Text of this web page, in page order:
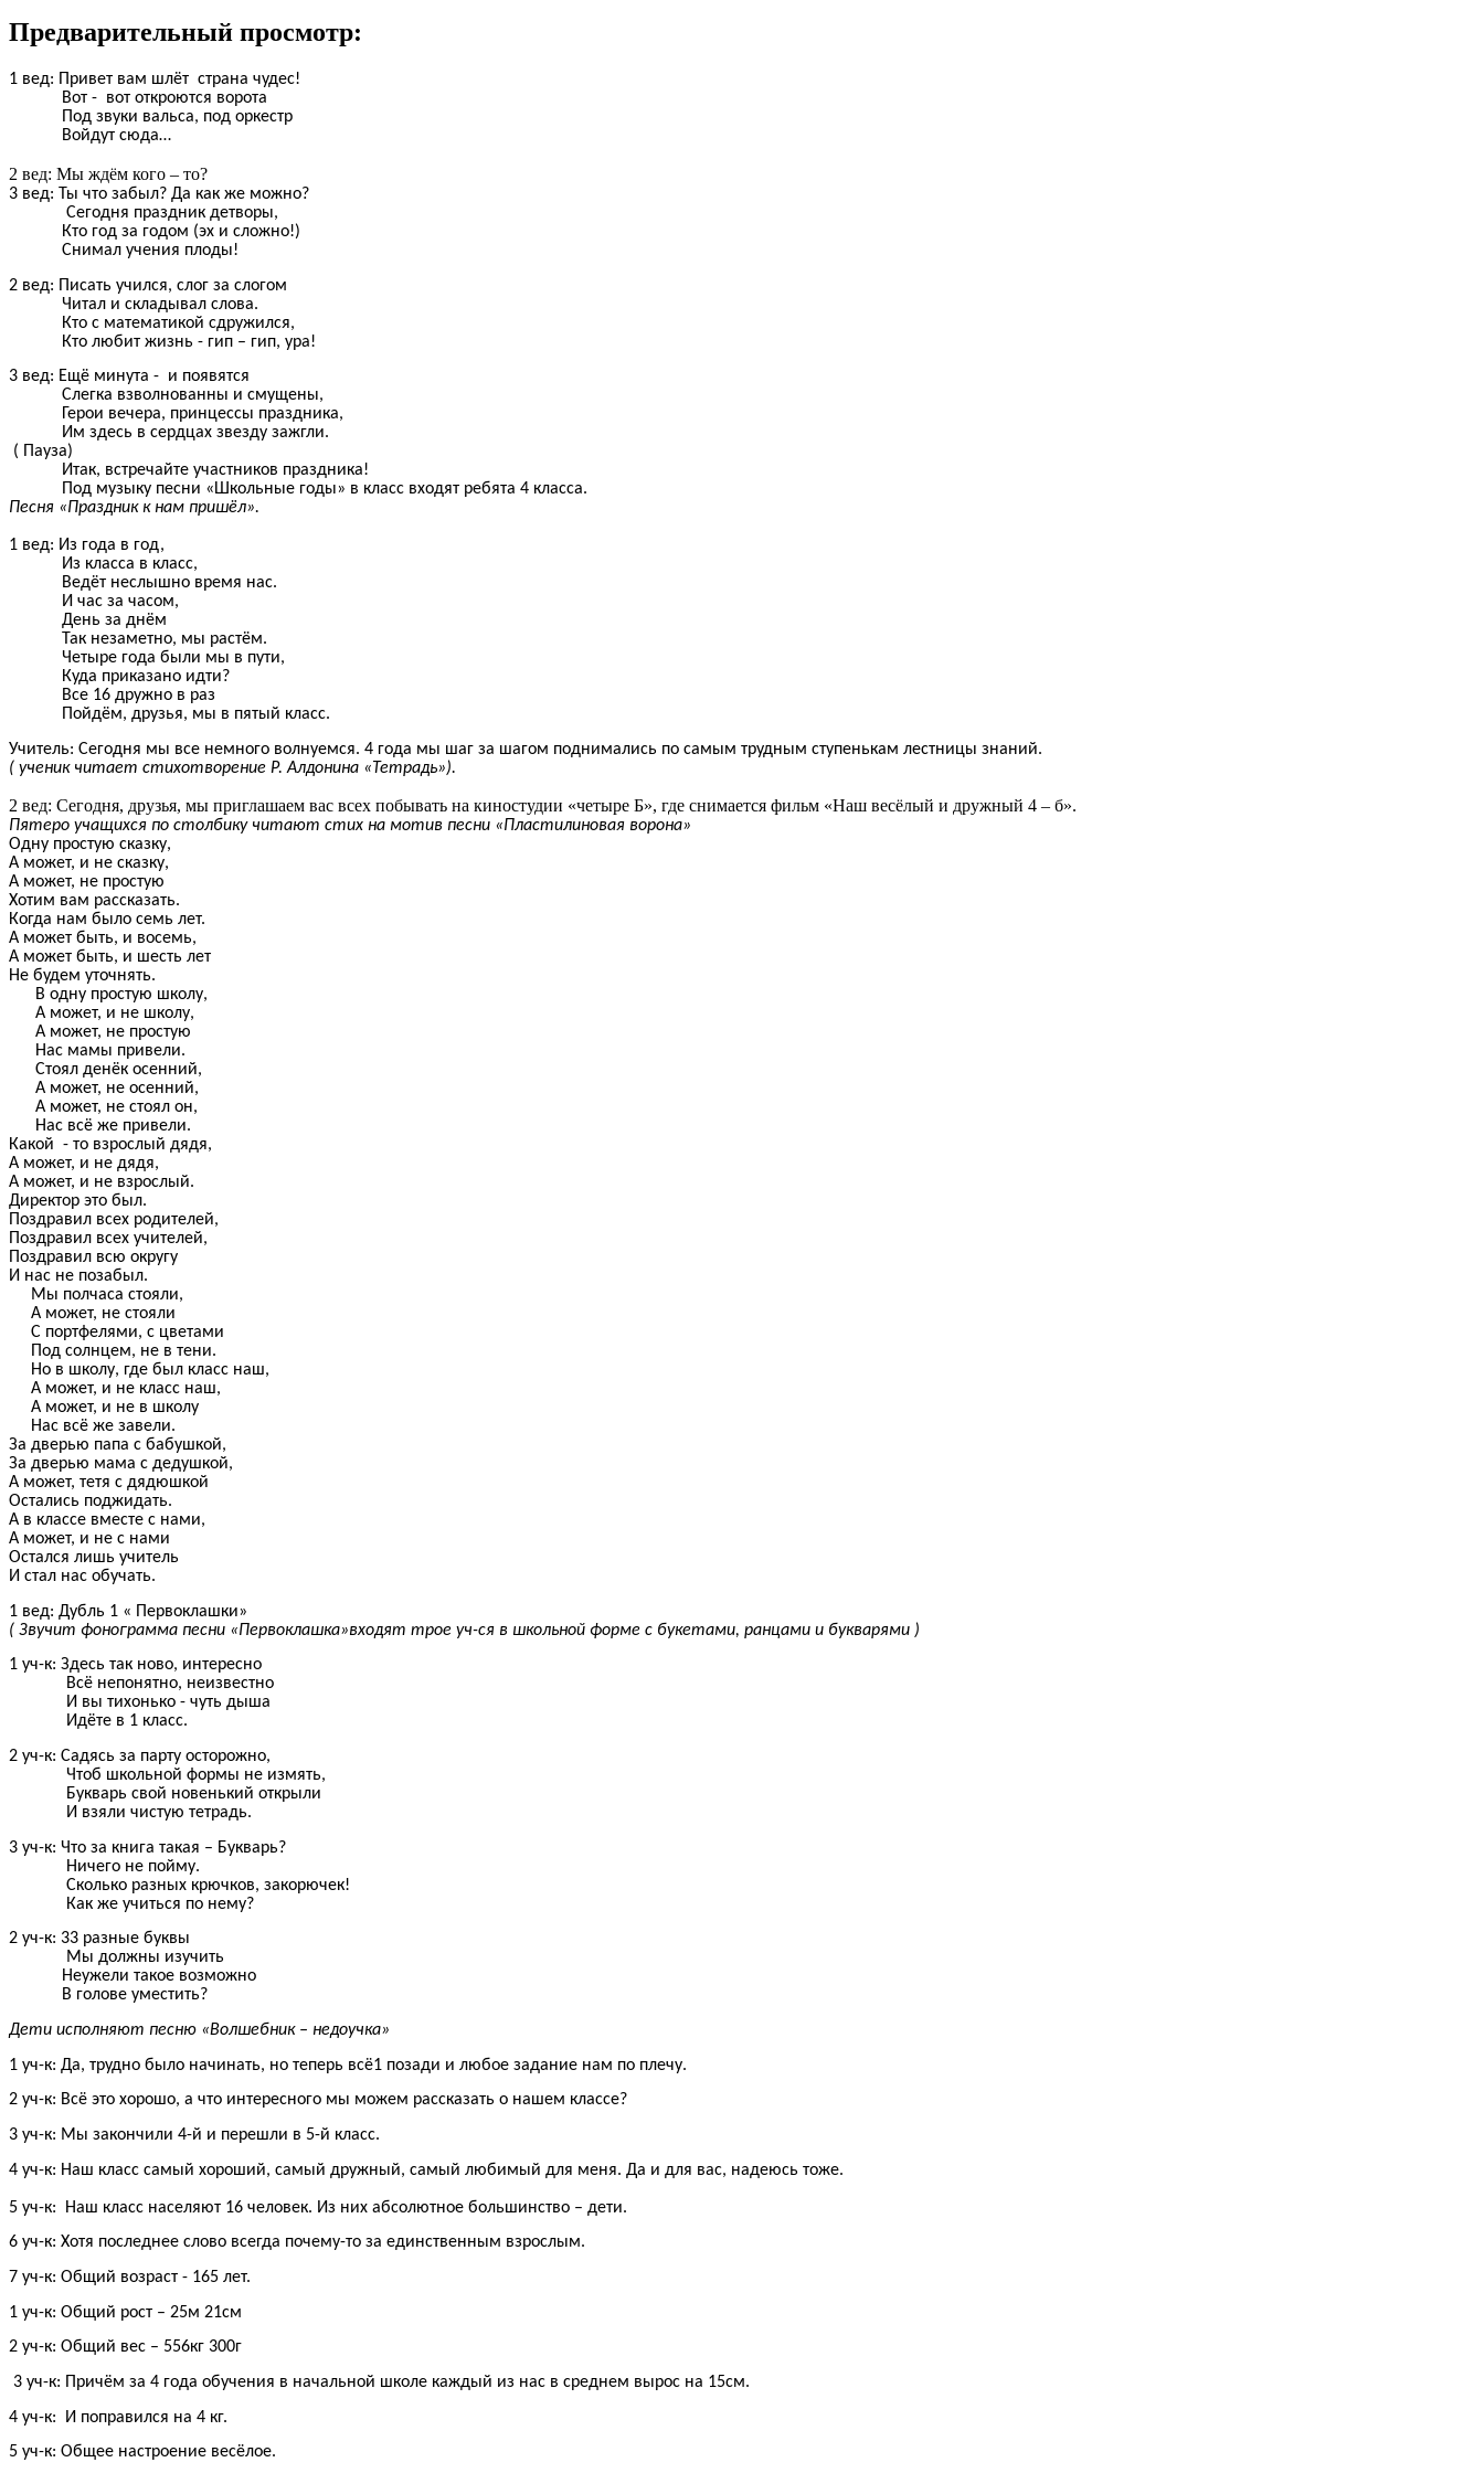
Предварительный просмотр:
1 вед: Привет вам шлёт страна чудес!
Вот - вот откроются ворота
Под звуки вальса, под оркестр
Войдут сюда…
2 вед: Мы ждём кого – то?
3 вед: Ты что забыл? Да как же можно?
Сегодня праздник детворы,
Кто год за годом (эх и сложно!)
Снимал учения плоды!
2 вед: Писать учился, слог за слогом
Читал и складывал слова.
Кто с математикой сдружился,
Кто любит жизнь - гип – гип, ура!
3 вед: Ещё минута - и появятся
Слегка взволнованны и смущены,
Герои вечера, принцессы праздника,
Им здесь в сердцах звезду зажгли.
( Пауза)
Итак, встречайте участников праздника!
Под музыку песни «Школьные годы» в класс входят ребята 4 класса.
Песня «Праздник к нам пришёл».
1 вед: Из года в год,
Из класса в класс,
Ведёт неслышно время нас.
И час за часом,
День за днём
Так незаметно, мы растём.
Четыре года были мы в пути,
Куда приказано идти?
Все 16 дружно в раз
Пойдём, друзья, мы в пятый класс.
Учитель: Сегодня мы все немного волнуемся. 4 года мы шаг за шагом поднимались по самым трудным ступенькам лестницы знаний.
( ученик читает стихотворение Р. Алдонина «Тетрадь»).
2 вед: Сегодня, друзья, мы приглашаем вас всех побывать на киностудии «четыре Б», где снимается фильм «Наш весёлый и дружный 4 – б».
Пятеро учащихся по столбику читают стих на мотив песни «Пластилиновая ворона»
Одну простую сказку,
А может, и не сказку,
А может, не простую
Хотим вам рассказать.
Когда нам было семь лет.
А может быть, и восемь,
А может быть, и шесть лет
Не будем уточнять.
В одну простую школу,
А может, и не школу,
А может, не простую
Нас мамы привели.
Стоял денёк осенний,
А может, не осенний,
А может, не стоял он,
Нас всё же привели.
Какой - то взрослый дядя,
А может, и не дядя,
А может, и не взрослый.
Директор это был.
Поздравил всех родителей,
Поздравил всех учителей,
Поздравил всю округу
И нас не позабыл.
Мы полчаса стояли,
А может, не стояли
С портфелями, с цветами
Под солнцем, не в тени.
Но в школу, где был класс наш,
А может, и не класс наш,
А может, и не в школу
Нас всё же завели.
За дверью папа с бабушкой,
За дверью мама с дедушкой,
А может, тетя с дядюшкой
Остались поджидать.
А в классе вместе с нами,
А может, и не с нами
Остался лишь учитель
И стал нас обучать.
1 вед: Дубль 1 « Первоклашки»
( Звучит фонограмма песни «Первоклашка»входят трое уч-ся в школьной форме с букетами, ранцами и букварями )
1 уч-к: Здесь так ново, интересно
Всё непонятно, неизвестно
И вы тихонько - чуть дыша
Идёте в 1 класс.
2 уч-к: Садясь за парту осторожно,
Чтоб школьной формы не измять,
Букварь свой новенький открыли
И взяли чистую тетрадь.
3 уч-к: Что за книга такая – Букварь?
Ничего не пойму.
Сколько разных крючков, закорючек!
Как же учиться по нему?
2 уч-к: 33 разные буквы
Мы должны изучить
Неужели такое возможно
В голове уместить?
Дети исполняют песню «Волшебник – недоучка»
1 уч-к: Да, трудно было начинать, но теперь всё1 позади и любое задание нам по плечу.
2 уч-к: Всё это хорошо, а что интересного мы можем рассказать о нашем классе?
3 уч-к: Мы закончили 4-й и перешли в 5-й класс.
4 уч-к: Наш класс самый хороший, самый дружный, самый любимый для меня. Да и для вас, надеюсь тоже.
5 уч-к: Наш класс населяют 16 человек. Из них абсолютное большинство – дети.
6 уч-к: Хотя последнее слово всегда почему-то за единственным взрослым.
7 уч-к: Общий возраст - 165 лет.
1 уч-к: Общий рост – 25м 21см
2 уч-к: Общий вес – 556кг 300г
3 уч-к: Причём за 4 года обучения в начальной школе каждый из нас в среднем вырос на 15см.
4 уч-к: И поправился на 4 кг.
5 уч-к: Общее настроение весёлое.